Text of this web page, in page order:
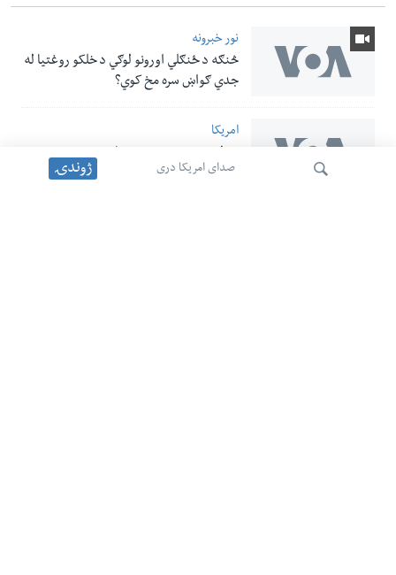
صدای امریکا دری ژوندۍ
نور خبرونه
څنګه د ځنګلي اورونو لوګي د خلکو روغتیا له
جدي ګواښ سره مخ کوي؟
امریکا
د ولسمشر ټرمپ نوي فرمانونه د زېږون پر
بنسټ د امریکا د تابعیت ترلاسه کول